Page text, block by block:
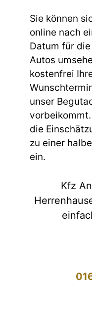
Sie können
online nach
Datum für
Autos
kostenfrei
unser
die
zu einer
ein.
Kfz